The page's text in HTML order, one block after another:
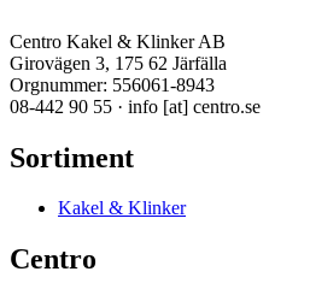
Centro Kakel & Klinker AB
Girovägen 3, 175 62 Järfälla
Orgnummer: 556061-8943
08-442 90 55 · info [at] centro.se
Sortiment
Kakel & Klinker
Centro